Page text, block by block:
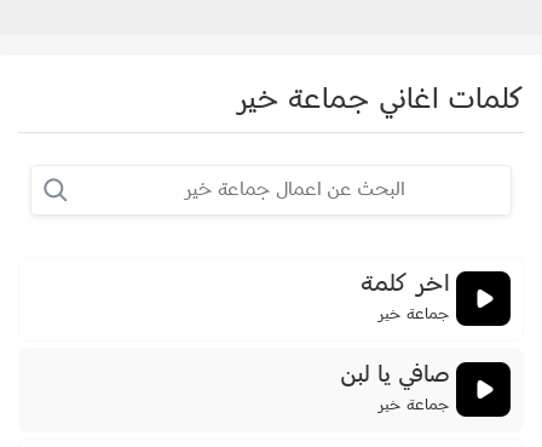
كلمات اغاني جماعة خير
اخر كلمة
جماعة خير
صافي يا لبن
جماعة خير